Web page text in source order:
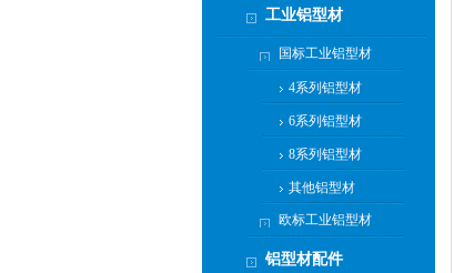
工业铝型材
国标工业铝型材
4系列铝型材
6系列铝型材
8系列铝型材
其他铝型材
欧标工业铝型材
铝型材配件
龙门机架大型焊接 大型钣金...
设备底座方通钣金机架 防锈...
机械设备方通钣金机架 钣金...
自动化大型机架焊接 牢固耐...
铝型材外罩定制 机械设备防...
工业铝型材外罩 自动化设备...
工业大型机架焊接 非标大型...
铝合金型材机架 环保工业机...